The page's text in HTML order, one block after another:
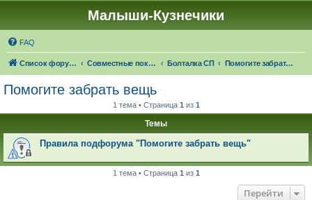
Малыши-Кузнечики
FAQ
Список форумов Совместные покупки "Малыши-Кузнечики" Болталка СП Помогите забрать вещь
Помогите забрать вещь
1 тема • Страница 1 из 1
Темы
Правила подфорума "Помогите забрать вещь"
1 тема • Страница 1 из 1
Перейти